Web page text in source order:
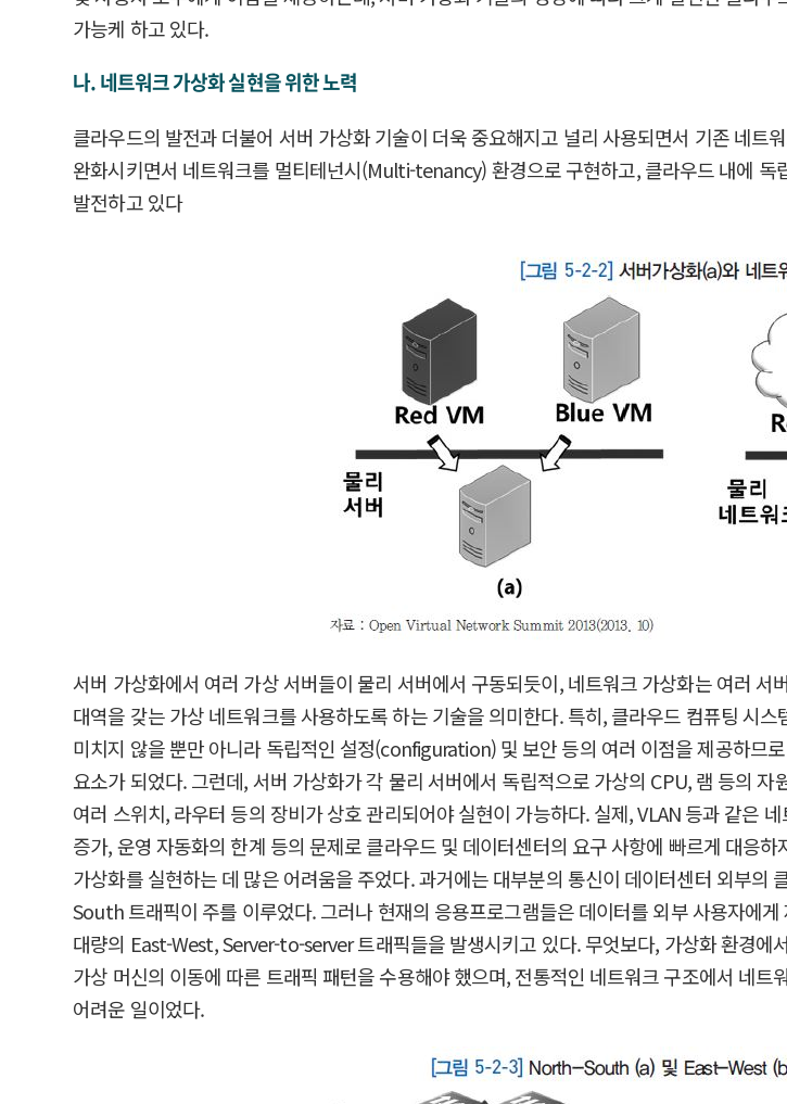
가능케 하고 있다.
나. 네트워크 가상화 실현을 위한 노력
클라우드의 발전과 더불어 서버 가상화 기술이 더욱 중요해지고 널리 사용되면서 기존 네
완화시키면서 네트워크를 멀티테넌시(Multi-tenancy) 환경으로 구현하고, 클라우드 내에
발전하고 있다
서버 가상화에서 여러 가상 서버들이 물리 서버에서 구동되듯이, 네트워크 가상화는 여러
대역을 갖는 가상 네트워크를 사용하도록 하는 기술을 의미한다. 특히, 클라우드 컴퓨팅 시
미치지 않을 뿐만 아니라 독립적인 설정(configuration) 및 보안 등의 여러 이점을 제공하므
요소가 되었다. 그런데, 서버 가상화가 각 물리 서버에서 독립적으로 가상의 CPU, 램 등의
여러 스위치, 라우터 등의 장비가 상호 관리되어야 실현이 가능하다. 실제, VLAN 등과 같은
증가, 운영 자동화의 한계 등의 문제로 클라우드 및 데이터센터의 요구 사항에 빠르게 대응
가상화를 실현하는 데 많은 어려움을 주었다. 과거에는 대부분의 통신이 데이터센터 외부
South 트래픽이 주를 이루었다. 그러나 현재의 응용프로그램들은 데이터를 외부 사용자에
대량의 East-West, Server-to-server 트래픽들을 발생시키고 있다. 무엇보다, 가상화 환경
가상 머신의 이동에 따른 트래픽 패턴을 수용해야 했으며, 전통적인 네트워크 구조에서 네
어려운 일이었다.